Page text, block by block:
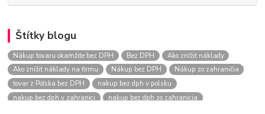
Štítky blogu
Nákup tovaru okamžite bez DPH Bez DPH
Ako znížiť náklady
Ako znížiť náklady na firmu
Nákup bez DPH
Nákup zo zahraničia
tovar z Poľska bez DPH
nakup bez dph v polsku
nakup bez dph v zahranici
nakup bez dph zo zahranicia